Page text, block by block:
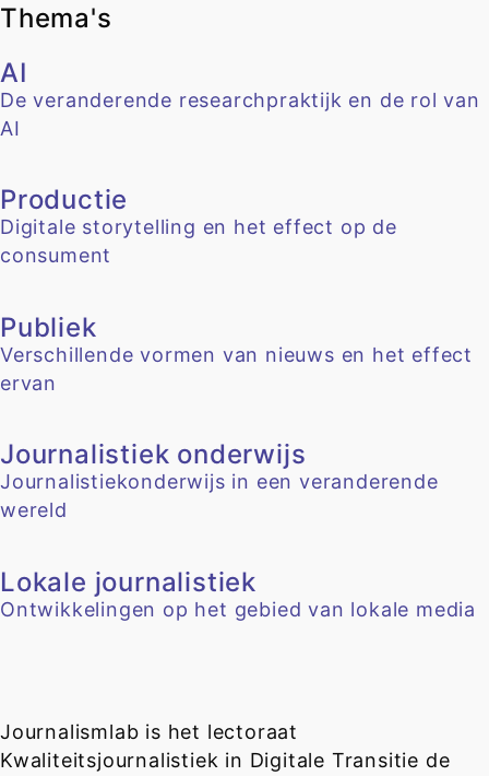
Thema's
AI
De veranderende researchpraktijk en de rol van
AI
Productie
Digitale storytelling en het effect op de
consument
Publiek
Verschillende vormen van nieuws en het effect
ervan
Journalistiek onderwijs
Journalistiekonderwijs in een veranderende
wereld
Lokale journalistiek
Ontwikkelingen op het gebied van lokale media
Journalismlab is het lectoraat
Kwaliteitsjournalistiek in Digitale Transitie de